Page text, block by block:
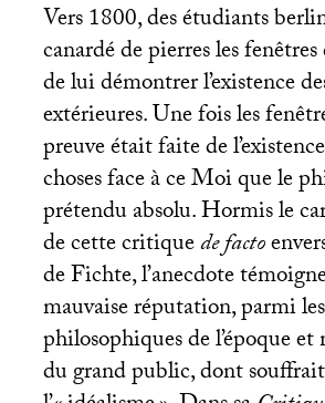
Vers 1800, des étudiants
canardé de pierres les
de lui démontrer l’existence
extérieures. Une fois les
preuve était faite de
choses face à ce Moi que le
prétendu absolu. Hormis le
de cette critiquede facto
de Fichte, l’anecdote
mauvaise réputation, parmi
philosophiques de l’époque et
du grand public, dont souffrait